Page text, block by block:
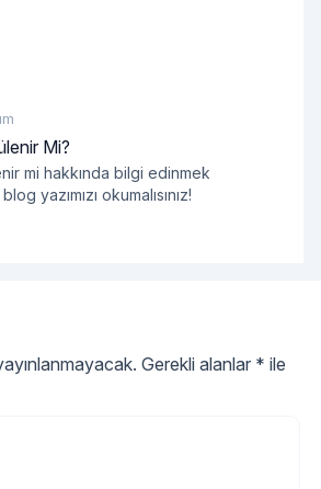
Mi?
mi hakkında bilgi edinmek
yazımızı okumalısınız!
Gerekli alanlar * ile